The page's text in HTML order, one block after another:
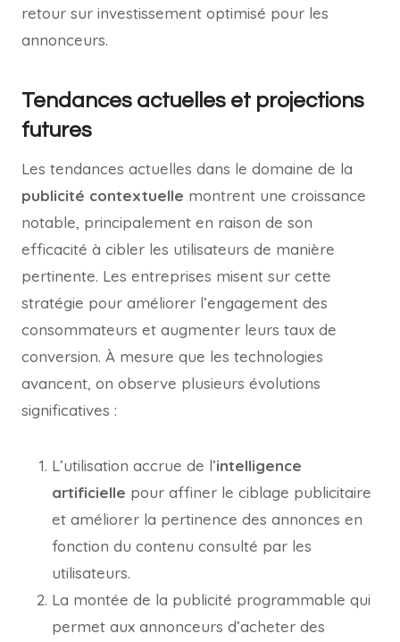
retour sur investissement optimisé pour les
annonceurs.
Tendances actuelles et projections
futures
Les tendances actuelles dans le domaine de la
publicité contextuelle montrent une croissance
notable, principalement en raison de son
efficacité à cibler les utilisateurs de manière
pertinente. Les entreprises misent sur cette
stratégie pour améliorer l’engagement des
consommateurs et augmenter leurs taux de
conversion. À mesure que les technologies
avancent, on observe plusieurs évolutions
significatives :
L’utilisation accrue de l’intelligence
artificielle pour affiner le ciblage publicitaire
et améliorer la pertinence des annonces en
fonction du contenu consulté par les
utilisateurs.
La montée de la publicité programmable qui
permet aux annonceurs d’acheter des